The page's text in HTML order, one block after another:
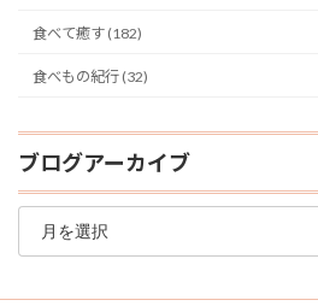
食べて癒す (182)
食べもの紀行 (32)
ブログアーカイブ
ブ
グ
ー